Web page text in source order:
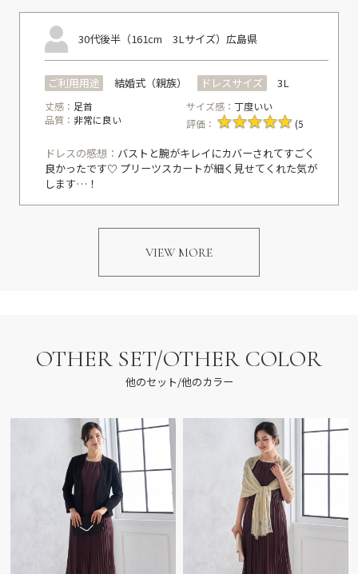
30代後半（161cm 3Lサイズ） 広島県
ご利用用途 結婚式（親族） ドレスサイズ 3L
丈感： 足首 サイズ感：丁度いい
品質： 非常に良い 評価： (5
ドレスの感想： バストと腕がキレイにカバーされてすごく
良かったです♡ プリーツスカートが細く見せてくれた気が
します…！
VIEW MORE
OTHER SET/OTHER COLOR
他のセット/他のカラー